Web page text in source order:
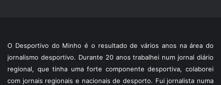
O Desportivo do Minho é o resultado de vários anos na área do
jornalismo desportivo. Durante 20 anos trabalhei num jornal diário
regional, que tinha uma forte componente desportiva, colaborei
com jornais regionais e nacionais de desporto. Fui jornalista numa